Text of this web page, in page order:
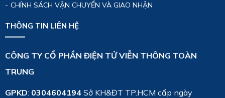
CHÍNH SÁCH VẬN CHUYỂN VÀ GIAO NHẬN
THÔNG TIN LIÊN HỆ
CÔNG TY CỔ PHẦN ĐIỆN TỬ VIỄN THÔNG TOÀN
TRUNG
GPKD: 0304604194 Sở KH&ĐT TP.HCM cấp ngày